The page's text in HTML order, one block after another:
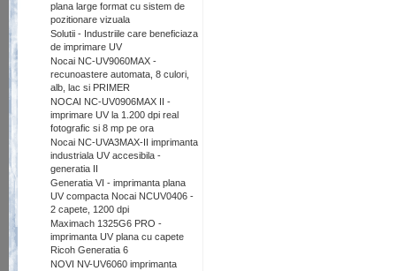
plana large format cu sistem de
pozitionare vizuala
Solutii - Industriile care beneficiaza
de imprimare UV
Nocai NC-UV9060MAX -
recunoastere automata, 8 culori,
alb, lac si PRIMER
NOCAI NC-UV0906MAX II -
imprimare UV la 1.200 dpi real
fotografic si 8 mp pe ora
Nocai NC-UVA3MAX-II imprimanta
industriala UV accesibila -
generatia II
Generatia VI - imprimanta plana
UV compacta Nocai NCUV0406 -
2 capete, 1200 dpi
Maximach 1325G6 PRO -
imprimanta UV plana cu capete
Ricoh Generatia 6
NOVI NV-UV6060 imprimanta